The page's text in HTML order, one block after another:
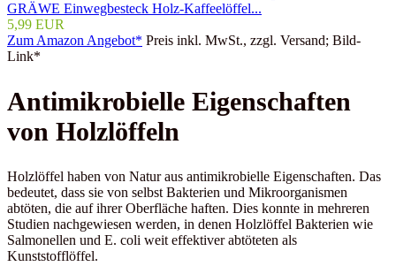
GRÄWE Einwegbesteck Holz-Kaffeelöffel...
5,99 EUR
Zum Amazon Angebot* Preis inkl. MwSt., zzgl. Versand; Bild-
Link*
Antimikrobielle Eigenschaften
von Holzlöffeln
Holzlöffel haben von Natur aus antimikrobielle Eigenschaften. Das
bedeutet, dass sie von selbst Bakterien und Mikroorganismen
abtöten, die auf ihrer Oberfläche haften. Dies konnte in mehreren
Studien nachgewiesen werden, in denen Holzlöffel Bakterien wie
Salmonellen und E. coli weit effektiver abtöteten als
Kunststofflöffel.